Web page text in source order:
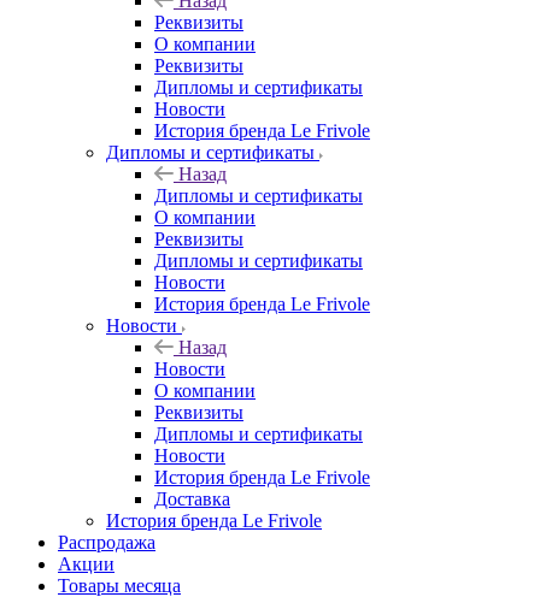
Реквизиты
О компании
Реквизиты
Дипломы и сертификаты
Новости
История бренда Le Frivole
Дипломы и сертификаты
Назад
Дипломы и сертификаты
О компании
Реквизиты
Дипломы и сертификаты
Новости
История бренда Le Frivole
Новости
Назад
Новости
О компании
Реквизиты
Дипломы и сертификаты
Новости
История бренда Le Frivole
Доставка
История бренда Le Frivole
Распродажа
Акции
Товары месяца